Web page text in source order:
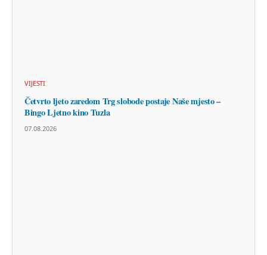
VIJESTI
Četvrto ljeto zaredom Trg slobode postaje Naše mjesto –
Bingo Ljetno kino Tuzla
07.08.2026